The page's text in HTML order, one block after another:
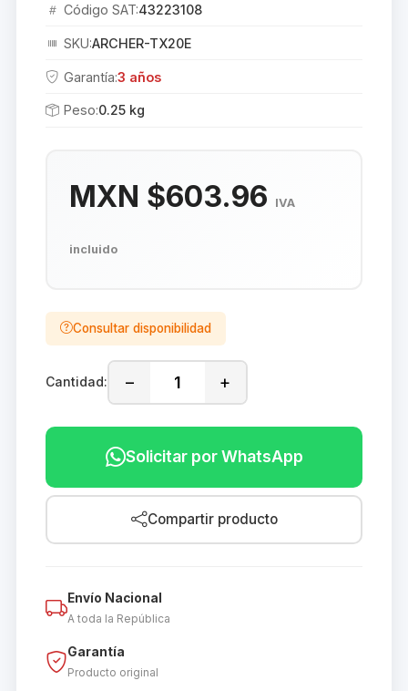
Código SAT:43223108
SKU:ARCHER-TX20E
Garantía:3 años
Peso:0.25 kg
MXN $603.96 IVA
incluido
Consultar disponibilidad
Cantidad: − +
Solicitar por WhatsApp
Compartir producto
Envío Nacional
A toda la República
Garantía
Producto original